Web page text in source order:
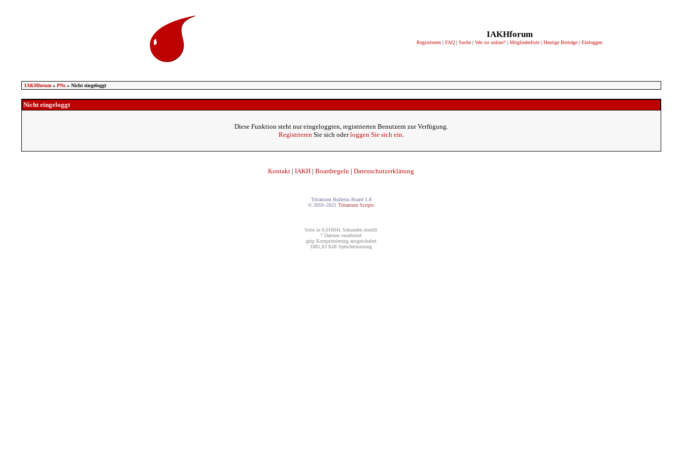
IAKHforum
Registrieren | FAQ | Suche | Wer ist online? | Mitgliederliste | Heutige Beiträge | Einloggen
IAKHforum» PNs» Nicht eingeloggt
Nicht eingeloggt
Diese Funktion steht nur eingeloggten, registrierten Benutzern zur Verfügung.
RegistrierenSie sich oderloggen Sie sich ein.
Kontakt | IAKH | Boardregeln | Datenschutzerklärung
Tritanium Bulletin Board 1.8
© 2010–2021 Tritanium Scripts
Seite in 0,016041 Sekunden erstellt
7 Dateien verarbeitet
gzip Komprimierung ausgeschaltet
1881,63 KiB Speichernutzung